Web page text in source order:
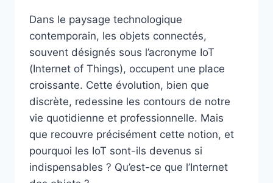
Dans le paysage technologique
contemporain, les objets connectés,
souvent désignés sous l’acronyme IoT
(Internet of Things), occupent une place
croissante. Cette évolution, bien que
discrète, redessine les contours de notre
vie quotidienne et professionnelle. Mais
que recouvre précisément cette notion, et
pourquoi les IoT sont-ils devenus si
indispensables ? Qu’est-ce que l’Internet